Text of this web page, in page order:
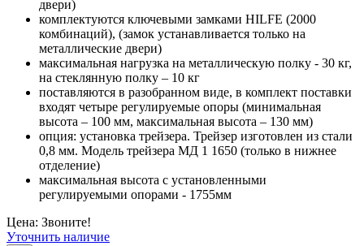
двери)
комплектуются ключевыми замками HILFE (2000
комбинаций), (замок устанавливается только на
металлические двери)
максимальная нагрузка на металлическую полку - 30 кг,
на стеклянную полку – 10 кг
поставляются в разобранном виде, в комплект поставки
входят четыре регулируемые опоры (минимальная
высота – 100 мм, максимальная высота – 130 мм)
опция: установка трейзера. Трейзер изготовлен из стали
0,8 мм. Модель трейзера МД 1 1650 (только в нижнее
отделение)
максимальная высота с установленными
регулируемыми опорами - 1755мм
Цена: Звоните!
Уточнить наличие